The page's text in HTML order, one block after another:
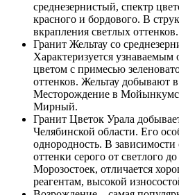
среднезернистый, спектр
красного и бордового. В
вкрапления светлых оттенков.
Гранит Жельтау со
Характеризуется
цветом с примесью
оттенков. Жельтау добывают
Месторождение в
Мирный.
Гранит Цветок Урала
Челябинской области. Его
однородность. В зависимости
оттенки серого от светлого
Морозостоек, отличается
реагентам, высокой